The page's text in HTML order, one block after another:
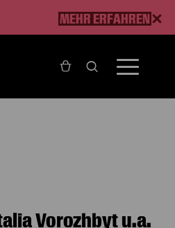
MEHR ERFAHREN
Vorozhbyt u.a.